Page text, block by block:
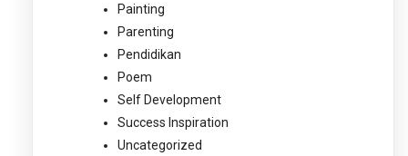
Painting
Parenting
Pendidikan
Poem
Self Development
Success Inspiration
Uncategorized